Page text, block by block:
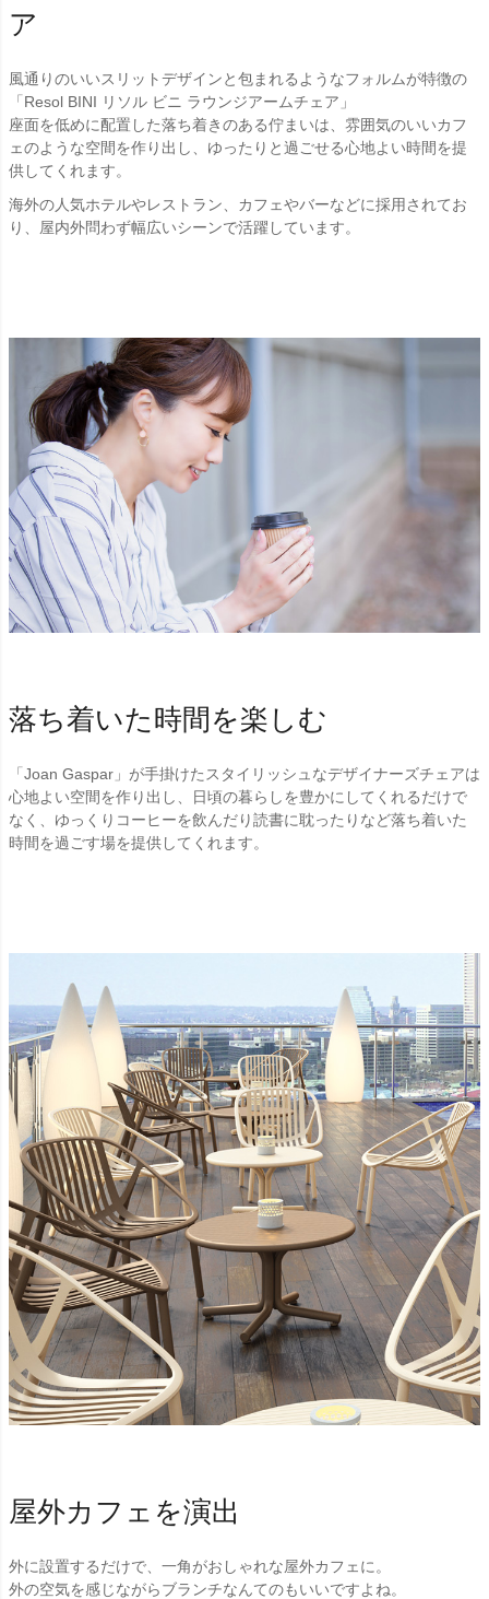
ア
風通りのいいスリットデザインと包まれるようなフォルムが特徴の
「Resol BINI リソル ビニ ラウンジアームチェア」
座面を低めに配置した落ち着きのある佇まいは、雰囲気のいいカフ
ェのような空間を作り出し、ゆったりと過ごせる心地よい時間を提
供してくれます。
海外の人気ホテルやレストラン、カフェやバーなどに採用されてお
り、屋内外問わず幅広いシーンで活躍しています。
落ち着いた時間を楽しむ
「Joan Gaspar」が手掛けたスタイリッシュなデザイナーズチェアは
心地よい空間を作り出し、日頃の暮らしを豊かにしてくれるだけで
なく、ゆっくりコーヒーを飲んだり読書に耽ったりなど落ち着いた
時間を過ごす場を提供してくれます。
屋外カフェを演出
外に設置するだけで、一角がおしゃれな屋外カフェに。
外の空気を感じながらブランチなんてのもいいですよね。